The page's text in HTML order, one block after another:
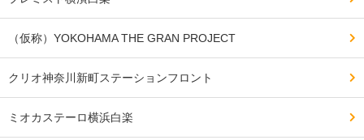
━━━━━━━━━━━━━━━━━━━
がないので、治安面は心配なさそう。
区役所や警察署も徒歩圏だし。
反町からの道も横浜新道沿いを通れば女性や小さな子供
（仮称）YOKOHAMA THE GRAN PROJECT
クリオ神奈川新町ステーションフロント
ミオカステーロ横浜白楽